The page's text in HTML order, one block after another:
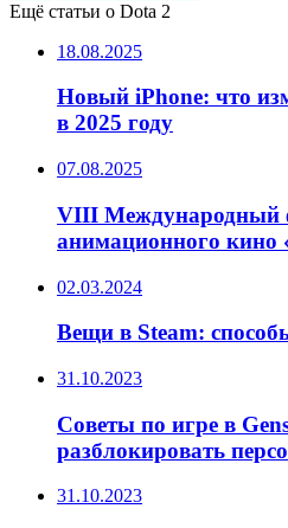
Ещё статьи о Dota 2
18.08.2025
Новый iPhone: что
в 2025 году
07.08.2025
VIII Международный
анимационного кино
02.03.2024
Вещи в Steam:
31.10.2023
Советы по игре в
разблокировать
31.10.2023